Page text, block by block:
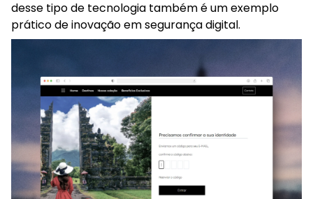
desse tipo de tecnologia também é um exemplo
prático de inovação em segurança digital.